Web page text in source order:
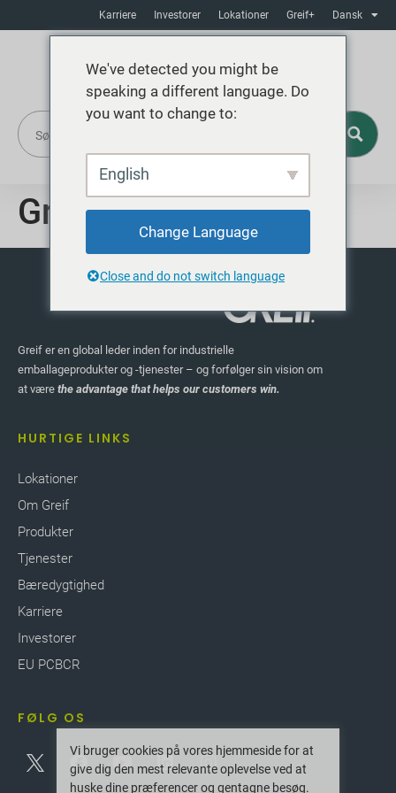
Karriere Investorer Lokationer Greif+ Dansk
Grup JP
Greif er en global leder inden for industrielle
emballageprodukter og -tjenester – og forfølger sin vision om
at være the advantage that helps our customers win.
HURTIGE LINKS
Lokationer
Om Greif
Produkter
Tjenester
Bæredygtighed
Karriere
Investorer
EU PCBCR
FØLG OS
Vi bruger cookies på vores hjemmeside for at
give dig den mest relevante oplevelse ved at
huske dine præferencer og gentagne besøg.
We've detected you might be
speaking a different language. Do
you want to change to:
English
Change Language
Close and do not switch language